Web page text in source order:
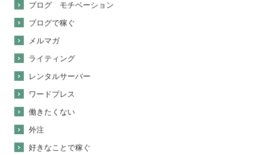
ブログ モチベーション
ブログで稼ぐ
メルマガ
ライティング
レンタルサーバー
ワードプレス
働きたくない
外注
好きなことで稼ぐ